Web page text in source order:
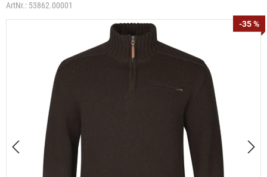
ArtNr.: 53862.00001
Bildergalerie überspringen -35 %